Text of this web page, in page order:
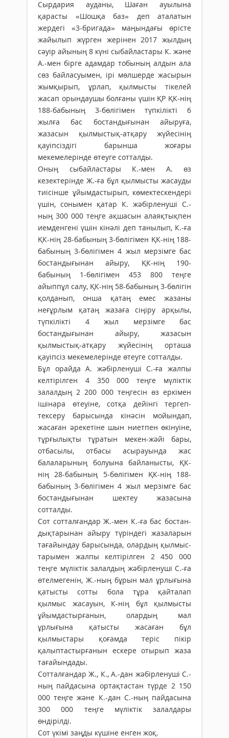
Сырдария ауданы, Шаған ауылына
қарасты «Шошқа баз» деп аталатын
жердегі «3-бригада» маңындағы өрісте
жайылып жүрген жерінен 2017 жылдың
сәуір айының 8 күні сыбайлас­тары К. және
А.-мен бірге адамдар тобының алдын ала
сөз байласуымен, ірi мөлшерде жасырын
жымқырып, ұрлап, қылмысты тікелей
жасап орындаушы болғаны үшін ҚР ҚК-нің
188-бабының 3-бөлігімен түпкілікті 6
жылға бас бостандығынан айыруға,
жазасын қылмыстық-атқару жүйесінің
қауіпсіздігі барынша жоғары
мекемелерінде өтеуге сотталды.
Оның сыбайластары К.-мен А. өз
кезектерінде Ж.-ға бұл қылмысты жасауды
тиісінше ұйымдастырып, көмектескендері
үшін, сонымен қатар К. жәбірленуші С.-
ның 300 000 теңге ақшасын алаяқтықпен
иемденгені үшін кінәлі деп танылып, К.-ға
ҚК-нің 28-бабының 3-бөлігімен ҚК-нің 188-
бабының 3-бөлігімен 4 жыл мерзімге бас
бостандығынан айыру, ҚК-нің 190-
бабының 1-бөлігімен 453 800 теңге
айыппұл салу, ҚК-нің 58-бабының 3-бөлігін
қолданып, онша қатаң емес жазаны
неғұрлым қатаң жазаға сіңіру арқылы,
түпкілікті 4 жыл мерзімге бас
бостандығынан айыру, жазасын
қылмыстық-атқару жүйесінің орташа
қауіпсіз мекемелерінде өтеуге сотталды.
Бұл орайда А. жәбірленуші С.-ға жалпы
келтірілген 4 350 000 теңге мүліктік
залалдың 2 200 000 теңгесін өз еркімен
ішінара өтеуіне, сотқа дейінгі тергеп-
тексеру барысында кінәсін мойындап,
жасаған әрекетіне шын ниетпен өкiнуіне,
тұрғылықты тұратын мекен-жәйі бары,
отбасылы, отбасы асырауында жас
балаларының болуына байланыс­ты, ҚК-
нің 28-бабының 5-бөлігімен ҚК-нің 188-
бабының 3-бөлігімен 4 жыл мерзімге бас
бостандығынан шектеу жазасына
сотталды.
Сот сотталғандар Ж.-мен К.-ға бас бос­тан­
дықтарынан айыру түріндегі жазаларын
тағайындау барысында, олардың қылмыс­­
тарымен жалпы келтірілген 2 450 000
теңге мүліктік залалдың жәбірленуші С.-ға
өтелмегенін, Ж.-ның бұрын мал ұрлығына
қатысты сотты бола тұра қайталап
қылмыс жасауын, К-нің бұл қылмысты
ұйым­дастыр­ғанын, олардың мал
ұрлығына қатыс­ты жасаған бұл
қылмыстары қоғамда теріс пікір
қалыптастырғанын ескере отырып жаза
тағайындады.
Сотталғандар Ж., К., А.-дан жәбірленуші С.-
ның пайдасына ортақтастан түрде 2 150
000 теңге және К.-дан С.-ның пайдасына
300 000 теңге мүліктік залалдары
өндірілді.
Сот үкімі заңды күшіне енген жоқ.